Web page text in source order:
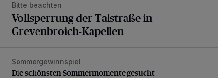
Bitte beachten
Vollsperrung der Talstraße in
Grevenbroich-Kapellen
Die schönsten Sommermomente gesucht
Sommergewinnspiel
Die schönsten Sommermomente gesucht